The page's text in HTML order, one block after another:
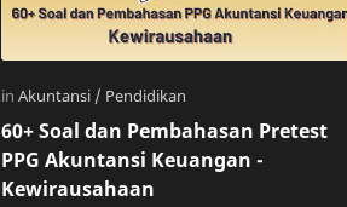
60+ Soal dan Pembahasan Pretest
PPG Akuntansi Keuangan -
Kewirausahaan